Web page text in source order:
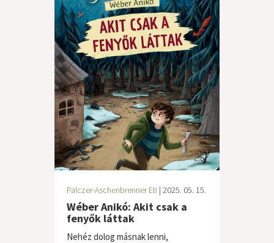
Palczer-Aschenbrenner Eti | 2025. 05. 15.
Wéber Anikó: Akit csak a
fenyők láttak
Nehéz dolog másnak lenni,